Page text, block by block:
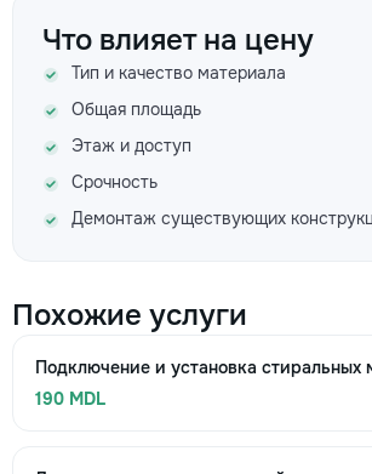
Что влияет на цену
Тип и качество материала
Общая площадь
Этаж и доступ
Срочность
Демонтаж существующих
Похожие услуги
Подключение и установка стиральных
190 MDL